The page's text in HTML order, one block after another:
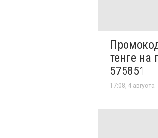
тенге на
575851
17:08, 4 августа